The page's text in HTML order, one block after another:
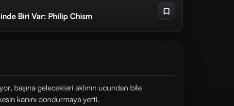
Biri Var: Philip Chism
başına gelecekleri aklının ucundan bile
kanını dondurmaya yetti.